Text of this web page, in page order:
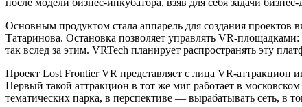
Основным продуктом стала аппарель для создания проектов
Татаринова. Остановка позволяет управлять VR-
так вслед за этим. VRTech планирует распространять эту
Проект Lost Frontier VR представляет с лица VR-аттракцион
Первый такой аттракцион в тот же миг работает в
тематических парка, в перспективе — вырабатывать сеть, в